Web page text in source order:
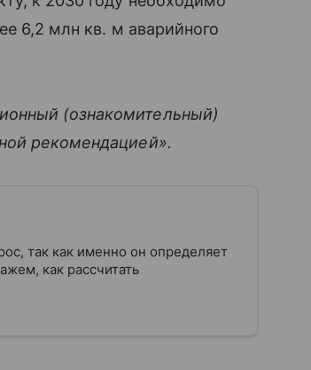
6,2 млн кв. м аварийного
(ознакомительный)
рекомендацией».
так как именно он определяет
как рассчитать